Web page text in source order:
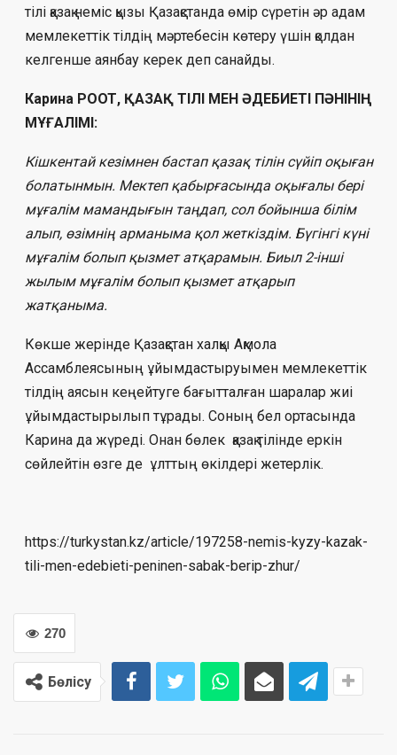
тілі қазақ неміс қызы Қазақстанда өмір сүретін әр адам
мемлекеттік тілдің мәртебесін көтеру үшін қолдан
келгенше аянбау керек деп санайды.
Карина РООТ, ҚАЗАҚ ТІЛІ МЕН ӘДЕБИЕТІ ПӘНІНІҢ
МҰҒАЛІМІ:
Кішкентай кезімнен бастап қазақ тілін сүйіп оқыған
болатынмын. Мектеп қабырғасында оқығалы бері
мұғалім мамандығын таңдап, сол бойынша білім
алып, өзімнің арманыма қол жеткіздім. Бүгінгі күні
мұғалім болып қызмет атқарамын. Биыл 2-інші
жылым мұғалім болып қызмет атқарып
жатқаныма.
Көкше жерінде Қазақстан халқы Ақмола
Ассамблеясының ұйымдастыруымен мемлекеттік
тілдің аясын кеңейтуге бағытталған шаралар жиі
ұйымдастырылып тұрады. Соның бел ортасында
Карина да жүреді. Онан бөлек қазақ тілінде еркін
сөйлейтін өзге де ұлттың өкілдері жетерлік.
https://turkystan.kz/article/197258-nemis-kyzy-kazak-
tili-men-edebieti-peninen-sabak-berip-zhur/
270
Бөлісу